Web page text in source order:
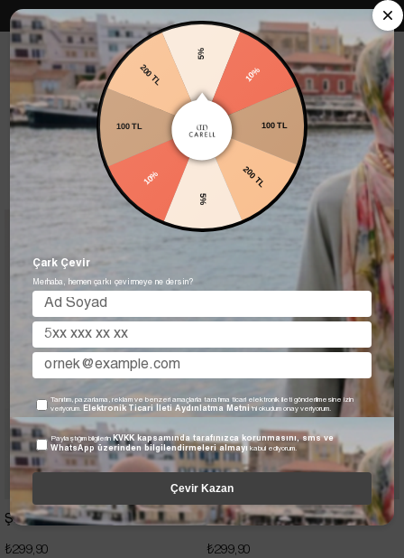
Carell in Roma Koleksiyonu Şimdi Satışta! Hemen keşfet.
Anasayfa AKSESUARLAR Eşarp Şampuanı ve Spreyi
Eşarp Şampuanı ve Spreyi
Sıralama
Şal & Eşarp Spreyi
₺299,90
Şal & Eşarp Şampuanı
₺299,90
5%
10%
200 TL
5%
10%
200 TL
Çark Çevir
Merhaba, hemen çarkı çevirmeye ne dersin?
Tanıtım, pazarlama, reklam ve benzeri amaçlarla tarafıma ticari elektronik ileti gönderilmesine izin
veriyorum. Elektronik Ticari İleti Aydınlatma Metni 'ni okudum onay veriyorum.
Paylaştığım bilgilerin KVKK kapsamında tarafınızca korunmasını, sms ve
WhatsApp üzerinden bilgilendirmeleri almayı
kabul ediyorum.
Çevir Kazan